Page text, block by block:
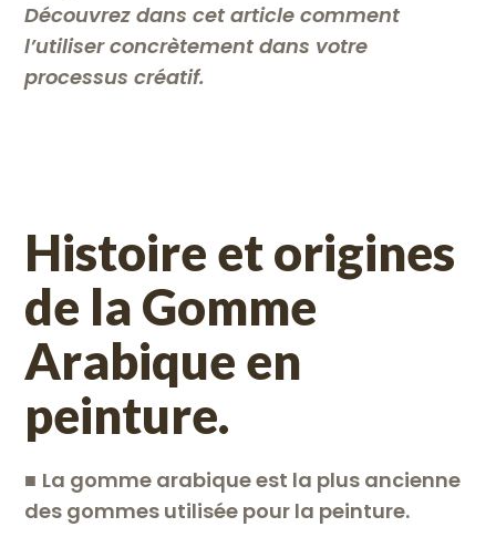
Découvrez dans cet article comment
l’utiliser concrètement dans votre
processus créatif.
Histoire et origines
de la Gomme
Arabique en
peinture.
■ La gomme arabique est la plus ancienne
des gommes utilisée pour la peinture.